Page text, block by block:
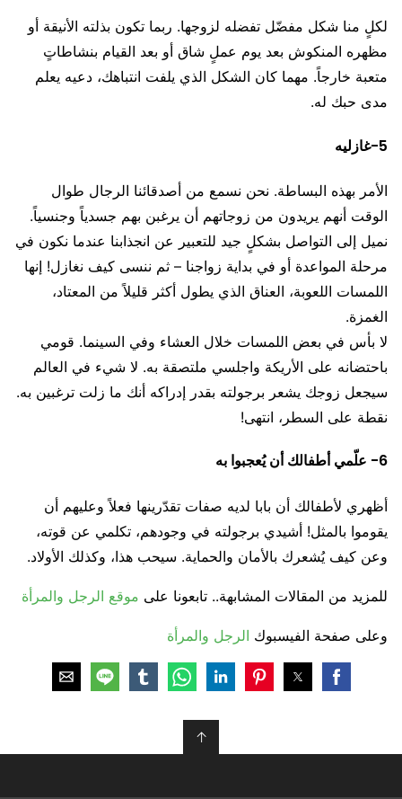
لكلٍ منا شكل مفضّل تفضله لزوجها. ربما تكون بذلته الأنيقة أو
مظهره المنكوش بعد يوم عملٍ شاق أو بعد القيام بنشاطاتٍ
متعبة خارجاً. مهما كان الشكل الذي يلفت انتباهك، دعيه يعلم
مدى حبك له.
5-غازليه
الأمر بهذه البساطة. نحن نسمع من أصدقائنا الرجال طوال
الوقت أنهم يريدون من زوجاتهم أن يرغبن بهم جسدياً وجنسياً.
نميل إلى التواصل بشكلٍ جيد للتعبير عن انجذابنا عندما نكون في
مرحلة المواعدة أو في بداية زواجنا – ثم ننسى كيف نغازل! إنها
اللمسات اللعوبة، العناق الذي يطول أكثر قليلاً من المعتاد،
الغمزة.
لا بأس في بعض اللمسات خلال العشاء وفي السينما. قومي
باحتضانه على الأريكة واجلسي ملتصقة به. لا شيء في العالم
سيجعل زوجك يشعر برجولته بقدر إدراكه أنك ما زلت ترغبين به.
نقطة على السطر، انتهى!
6- علّمي أطفالك أن يُعجبوا به
أظهري لأطفالك أن بابا لديه صفات تقدّرينها فعلاً وعليهم أن
يقوموا بالمثل! أشيدي برجولته في وجودهم، تكلمي عن قوته،
وعن كيف يُشعرك بالأمان والحماية. سيحب هذا، وكذلك الأولاد.
للمزيد من المقالات المشابهة.. تابعونا على موقع الرجل والمرأة
وعلى صفحة الفيسبوك الرجل والمرأة
↑